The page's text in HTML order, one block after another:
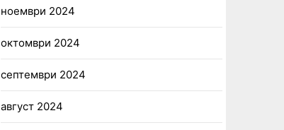
ноември 2024
октомври 2024
септември 2024
август 2024